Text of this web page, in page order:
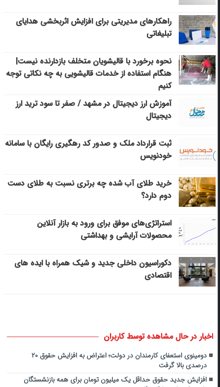
راهکارهای مدیریتی برای افزایش اثربخشی هدایای
تبلیغاتی
نحوه برخورد با قالیشویان متخلف بازدارنده نیست|
هنگام استفاده از خدمات قالیشویی به چه نکاتی توجه
کنیم
آموزش ارز دیجیتال در مشهد / صفر تا سود ترید ارز
دیجیتال
ثبت قرارداد ملک و صدور کد رهگیری رایگان با سامانه
خودنویس
خرید طلای آب شده چه برتری نسبت به طلای دست
دوم دارد؟
استراتژی‌های موفق برای ورود به بازار آنلاین
محصولات آرایشی و بهداشتی
دکوراسیون داخلی جدید و شیک همراه با ایده های
اقتصادی
اخبار در حال مشاهده توسط کاربران
دومینوی استعفای کارمندان در دولت؛ اعتراض به افزایش حقوق ۲۰
درصدی بالا گرفت
افزایش جدید حقوق حداقل یک میلیون تومان برای همه بازنشستگان